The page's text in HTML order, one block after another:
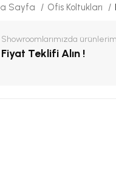
Sayfa Ofis Koltukları
Showroomlarımızda
Fiyat Teklifi Alın !